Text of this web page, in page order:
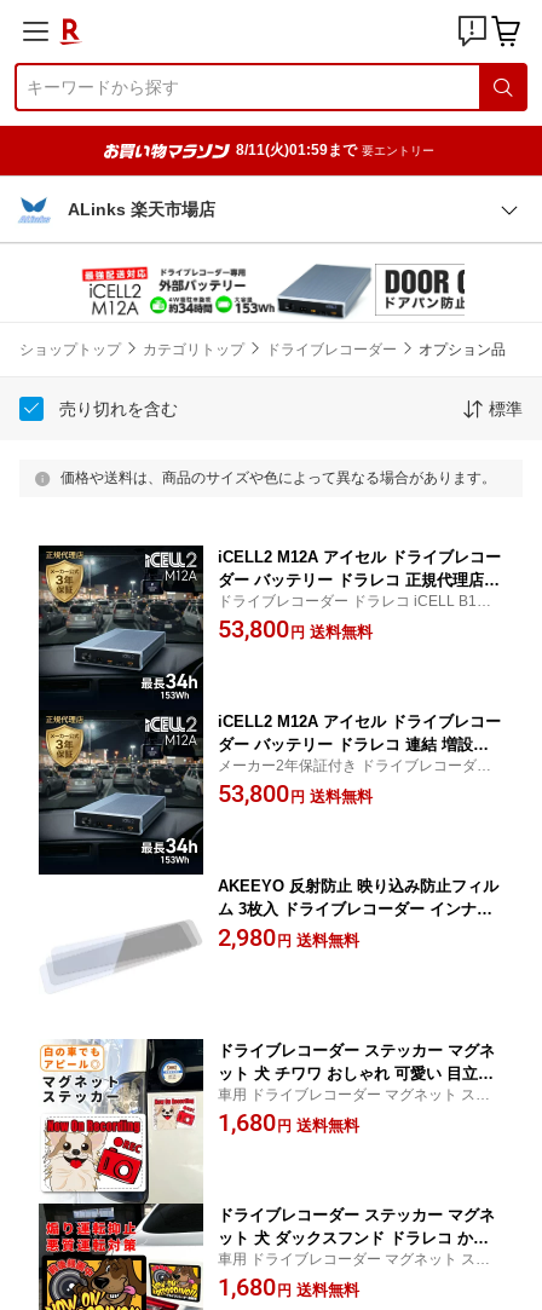
8/11(火)01:59まで 要エントリー
ALinks 楽天市場店
ショップトップ カテゴリトップ ドライブレコーダー オプション品
売り切れを含む 標準
価格や送料は、商品のサイズや色によって異なる場合があります。
iCELL2 M12A アイセル ドライブレコー
ダー バッテリー ドラレコ 正規代理店
外付けバッテリー 駐車監視 大容量 12V
普通車 PSE取得 急速充電 メーカー保証
ドライブレコーダー ドラレコ iCELL B12A
P後継機種 iKeep アイセル アイキープ メー
カー保証2年 外付けバッテリー 駐車監視 外
53,800 円 送料無料
iCELL2 M12A アイセル ドライブレコー
ダー バッテリー ドラレコ 連結 増設対
応 正規代理店 外付けバッテリー 駐車監
視 大容量 76時間分 12V 普通車 PSE取
メーカー2年保証付き ドライブレコーダー
による カーバッテリーの バッテリー上がり
対策 アイキープ アイセル iCELL B12AP 後
53,800 円 送料無料
AKEEYO 反射防止 映り込み防止フィル
ム 3枚入 ドライブレコーダー インナー
ミラータイプ用 指紋防止 液晶保護 AKY
-X3GR AKY-X2GR専用
2,980 円 送料無料
ドライブレコーダー ステッカー マグネ
ット 犬 チワワ おしゃれ 可愛い 目立つ
シンプル UV加工 録画中 英語 ユニーク
かぶらない オリジナル 煽り運転抑止 危
車用 ドライブレコーダー マグネット ステ
ッカー 犬 チワワ 可愛い 目立つ 英語 ユニー
ク 被らない 愛犬 わんこ 車外 ドラレコ ドラ
1,680 円 送料無料
ドライブレコーダー ステッカー マグネ
ット 犬 ダックスフンド ドラレコ かわ
いい カッコイイ おしゃれ アメリカン
目立つ 個性的 録画中 あおり運転防止
車用 ドライブレコーダー マグネット ステ
ッカー 犬 ダックスフンド ダックス 可愛い
目立つ 英語 ユニーク 被らない 愛犬 わんこ
1,680 円 送料無料